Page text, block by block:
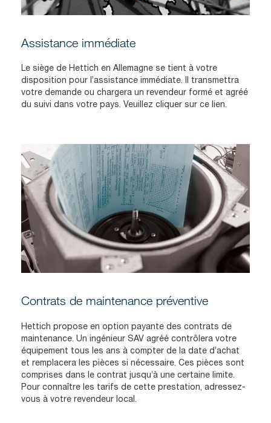
Assistance immédiate
Le siège de Hettich en Allemagne se tient à votre
disposition pour l’assistance immédiate. Il transmettra
votre demande ou chargera un revendeur formé et agréé
du suivi dans votre pays. Veuillez cliquer sur ce lien.
Contrats de maintenance préventive
Hettich propose en option payante des contrats de
maintenance. Un ingénieur SAV agréé contrôlera votre
équipement tous les ans à compter de la date d’achat
et remplacera les pièces si nécessaire. Ces pièces sont
comprises dans le contrat jusqu’à une certaine limite.
Pour connaître les tarifs de cette prestation, adressez-
vous à votre revendeur local.